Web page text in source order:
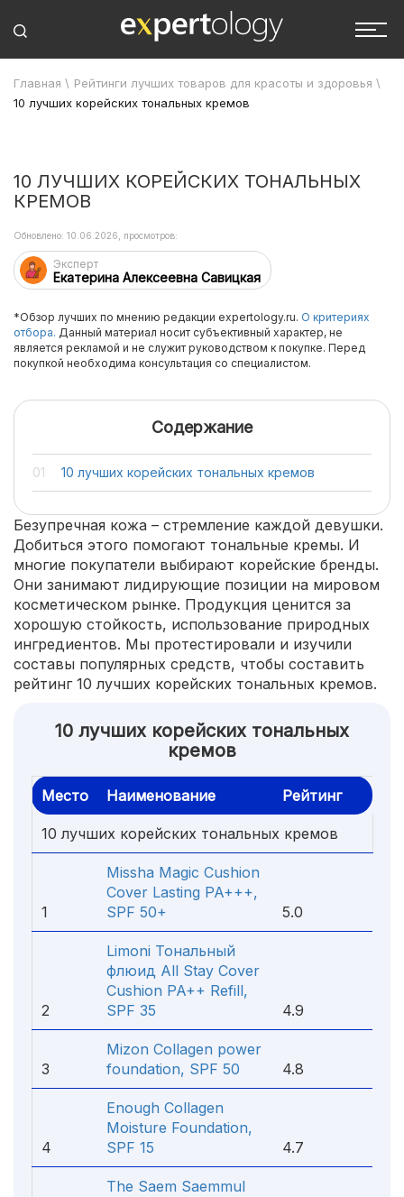
Главная \ Рейтинги лучших товаров для красоты и здоровья \
10 лучших корейских тональных кремов
10 ЛУЧШИХ КОРЕЙСКИХ ТОНАЛЬНЫХ
КРЕМОВ
Эксперт
Екатерина Алексеевна Савицкая
Обновлено: 10.06.2026, просмотров:
*Обзор лучших по мнению редакции expertology.ru. О критериях
отбора. Данный материал носит субъективный характер, не
является рекламой и не служит руководством к покупке. Перед
покупкой необходима консультация со специалистом.
Содержание
10 лучших корейских тональных кремов
Безупречная кожа – стремление каждой девушки.
Добиться этого помогают тональные кремы. И
многие покупатели выбирают корейские бренды.
Они занимают лидирующие позиции на мировом
косметическом рынке. Продукция ценится за
хорошую стойкость, использование природных
ингредиентов. Мы протестировали и изучили
составы популярных средств, чтобы составить
рейтинг 10 лучших корейских тональных кремов.
10 лучших корейских тональных
кремов
Место Наименование Рейтинг
10 лучших корейских тональных кремов
1
Missha Magic Cushion
Cover Lasting PA+++,
SPF 50+
5.0
2
Limoni Тональный
флюид All Stay Cover
Cushion PA++ Refill,
SPF 35
4.9
3
Mizon Collagen power
foundation, SPF 50
4.8
4
Enough Collagen
Moisture Foundation,
SPF 15
4.7
The Saem Saemmul